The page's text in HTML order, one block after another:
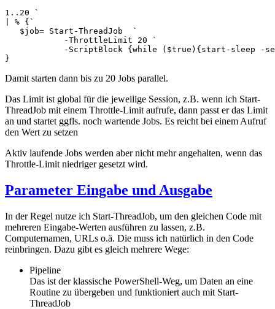
1..20 `
| % {`
   $job= Start-ThreadJob  `
            -ThrottleLimit 20 `
-ScriptBlock {while ($true){start-sleep -
}
Damit starten dann bis zu 20 Jobs parallel.
Das Limit ist global für die jeweilige Session, z.B. wenn ich Start-
ThreadJob mit einem Throttle-Limit aufrufe, dann passt er das Limit
an und startet ggfls. noch wartende Jobs. Es reicht bei einem Aufruf
den Wert zu setzen
Aktiv laufende Jobs werden aber nicht mehr angehalten, wenn das
Throttle-Limit niedriger gesetzt wird.
Parameter Eingabe und Ausgabe
In der Regel nutze ich Start-ThreadJob, um den gleichen Code mit
mehreren Eingabe-Werten ausführen zu lassen, z.B.
Computernamen, URLs o.ä. Die muss ich natürlich in den Code
reinbringen. Dazu gibt es gleich mehrere Wege:
Pipeline
Das ist der klassische PowerShell-Weg, um Daten an eine
Routine zu übergeben und funktioniert auch mit Start-
ThreadJob